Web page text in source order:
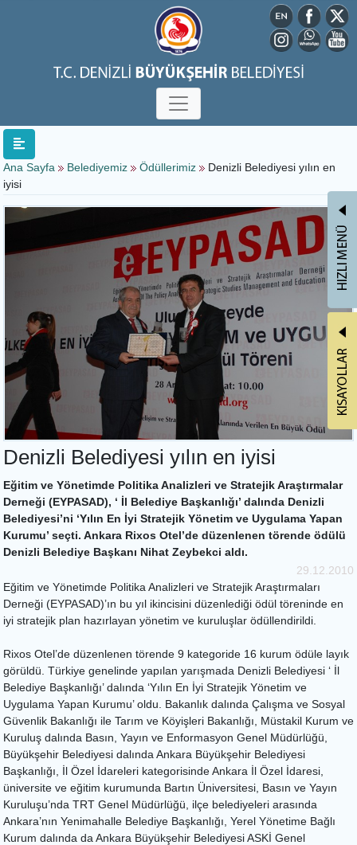
Ana Sayfa Belediyemiz Ödüllerimiz
Denizli Belediyesi yılın en
iyisi
Denizli Belediyesi yılın en iyisi
Eğitim ve Yönetimde Politika Analizleri ve Stratejik Araştırmalar
Derneği (EYPASAD), ‘ İl Belediye Başkanlığı’ dalında Denizli
Belediyesi’ni ‘Yılın En İyi Stratejik Yönetim ve Uygulama Yapan
Kurumu’ seçti. Ankara Rixos Otel’de düzenlenen törende ödülü
Denizli Belediye Başkanı Nihat Zeybekci aldı.
29.12.2010
Eğitim ve Yönetimde Politika Analizleri ve Stratejik Araştırmaları
Derneği (EYPASAD)’ın bu yıl ikincisini düzenlediği ödül töreninde en
iyi stratejik plan hazırlayan yönetim ve kuruluşlar ödüllendirildi.
Rixos Otel’de düzenlenen törende 9 kategoride 16 kurum ödüle layık
görüldü. Türkiye genelinde yapılan yarışmada Denizli Belediyesi ‘ İl
Belediye Başkanlığı’ dalında ‘Yılın En İyi Stratejik Yönetim ve
Uygulama Yapan Kurumu’ oldu. Bakanlık dalında Çalışma ve Sosyal
Güvenlik Bakanlığı ile Tarım ve Köyişleri Bakanlığı, Müstakil Kurum ve
Kuruluş dalında Basın, Yayın ve Enformasyon Genel Müdürlüğü,
Büyükşehir Belediyesi dalında Ankara Büyükşehir Belediyesi
Başkanlığı, İl Özel İdareleri kategorisinde Ankara İl Özel İdaresi,
üniversite ve eğitim kurumunda Bartın Üniversitesi, Basın ve Yayın
Kuruluşu’nda TRT Genel Müdürlüğü, ilçe belediyeleri arasında
Ankara’nın Yenimahalle Belediye Başkanlığı, Yerel Yönetime Bağlı
Kurum dalında da Ankara Büyükşehir Belediyesi ASKİ Genel